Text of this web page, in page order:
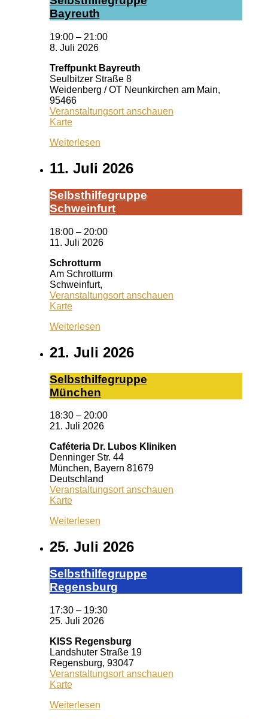
Bay­reuth
19:00 – 21:00
8. Juli 2026
Treffpunkt Bayreuth
Seulbitzer Straße 8
Weidenberg / OT Neunkirchen am Main,
95466
Veranstaltungsort anschauen
KarteTreffpunkt
Weiterlesen
11. Juli 2026
Selbst­hil­fe­grup­pe
Schwein­furt
18:00 – 20:00
11. Juli 2026
Schrotturm
Am Schrotturm
Schweinfurt,
Veranstaltungsort anschauen
KarteSchrotturm
Weiterlesen
21. Juli 2026
Selbst­hil­fe­grup­pe
Mün­chen
18:30 – 20:00
21. Juli 2026
Caféteria Dr. Lubos Kliniken
Denninger Str. 44
München, Bayern 81679
Deutschland
Veranstaltungsort anschauen
KarteCaféteria
Lubos
Weiterlesen
25. Juli 2026
Selbst­hil­fe­grup­pe
Re­gens­burg
17:30 – 19:30
25. Juli 2026
KISS Regensburg
Landshuter Straße 19
Regensburg, 93047
Veranstaltungsort anschauen
KarteKISS
Weiterlesen